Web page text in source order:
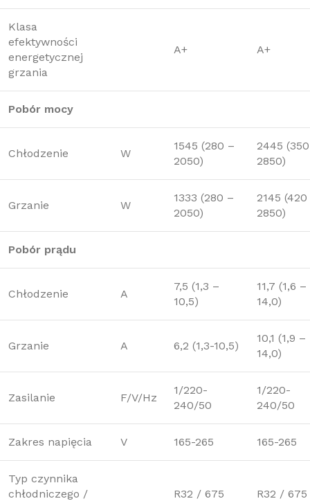
Klasa
efektywności
energetycznej
grzania
A+ A+
Pobór mocy
Chłodzenie W
1545 (280 –
2050)
2445
2850)
Grzanie W
1333 (280 –
2050)
2145
2850)
Pobór prądu
Chłodzenie A
7,5 (1,3 –
10,5)
11,7 (1,6 –
14,0)
Grzanie A 6,2 (1,3-10,5)
10,1 (1,9 –
14,0)
Zasilanie F/V/Hz
1/220-
240/50
1/220-
240/50
Zakres napięcia V 165-265 165-265
Typ czynnika
chłodniczego /
R32 / 675 R32 / 675